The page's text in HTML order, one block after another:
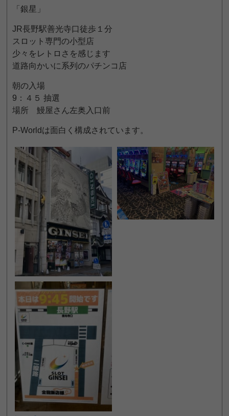
「銀星」
JR長野駅善光寺口徒歩１分
スロット専門の小型店
少々をレトロさを感じます
道路向かいに系列のパチンコ店
朝の入場
9：４５ 抽選
場所 鰻屋さん左奥入口前
P-Worldは面白く構成されています。